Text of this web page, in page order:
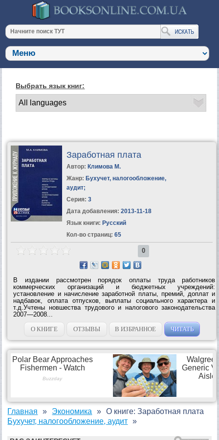
Выбрать язык книг:
Заработная плата
Автор: Климова М.
Жанр: Бухучет, налогообложение,
аудит;
Серия: 3
Дата добавления: 2013-11-18
Язык книги: Русский
Кол-во страниц: 65
0
В издании рассмотрен порядок оплаты труда работников
коммерческих организаций и бюджетных учреждений:
установление и начисление заработной платы, премий, доплат и
надбавок, оплата отпусков, выплаты социального характера и
т.д.Учтены новшества трудового и налогового законодательства
2007—2008...
О КНИГЕ
ОТЗЫВЫ В ИЗБРАННОЕ ЧИТАТЬ
Главная
Экономика
Бухучет, налогообложение, аудит
О книге: Заработная плата